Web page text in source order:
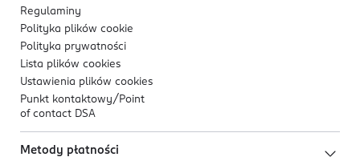
Regulaminy
Polityka plików cookie
Polityka prywatności
Lista plików cookies
Ustawienia plików cookies
Punkt kontaktowy/ Point
of contact DSA
Metody płatności